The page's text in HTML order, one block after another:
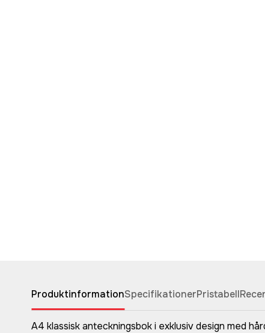
ProduktinformationSpecifikationerPristabell
A4 klassisk anteckningsbok i exklusiv design med